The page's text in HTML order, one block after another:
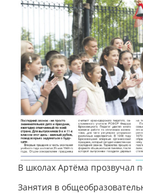
В школах Артёма прозвучал
Занятия в